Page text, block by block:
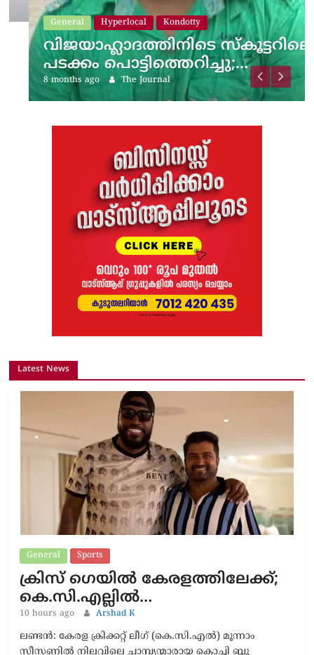
General Hyperlocal Kondotty
വിജയാഹ്ലാദത്തിനിടെ സ്കൂട്ടറിലെ
പടക്കം പൊട്ടിത്തെറിച്ചു;…
8 months ago The Journal
Latest News
General Sports
ക്രിസ് ഗെയിൽ കേരളത്തിലേക്ക്;
കെ.സി.എല്ലിൽ…
10 hours ago Arshad K
ലണ്ടൻ: കേരള ക്രിക്കറ്റ് ലീഗ് (കെ.സി.എൽ) മൂന്നാം
സീസണിൽ നിലവിലെ ചാമ്പ്യന്മാരായ കൊച്ചി ബ്ലൂ